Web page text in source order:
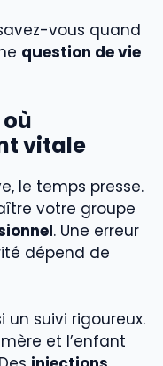
vous quand
question de vie
vitale
le temps presse.
votre groupe
. Une erreur
dépend de
un suivi rigoureux.
et l’enfant